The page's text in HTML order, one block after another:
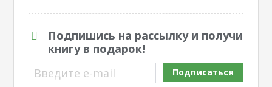
Подпишись на рассылку и получи
книгу в подарок!
Введите e-mail
Подписаться